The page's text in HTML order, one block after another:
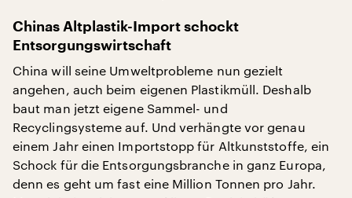
Chinas Altplastik-Import schockt
Entsorgungswirtschaft
China will seine Umweltprobleme nun gezielt
angehen, auch beim eigenen Plastikmüll. Deshalb
baut man jetzt eigene Sammel- und
Recyclingsysteme auf. Und verhängte vor genau
einem Jahr einen Importstopp für Altkunststoffe, ein
Schock für die Entsorgungsbranche in ganz Europa,
denn es geht um fast eine Million Tonnen pro Jahr.